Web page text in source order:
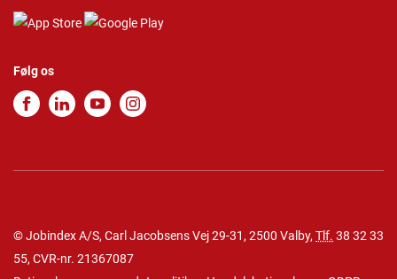
Følg os
© Jobindex A/S, Carl Jacobsens Vej 29-31, 2500 Valby, Tlf. 38 32 33
55, CVR-nr. 21367087